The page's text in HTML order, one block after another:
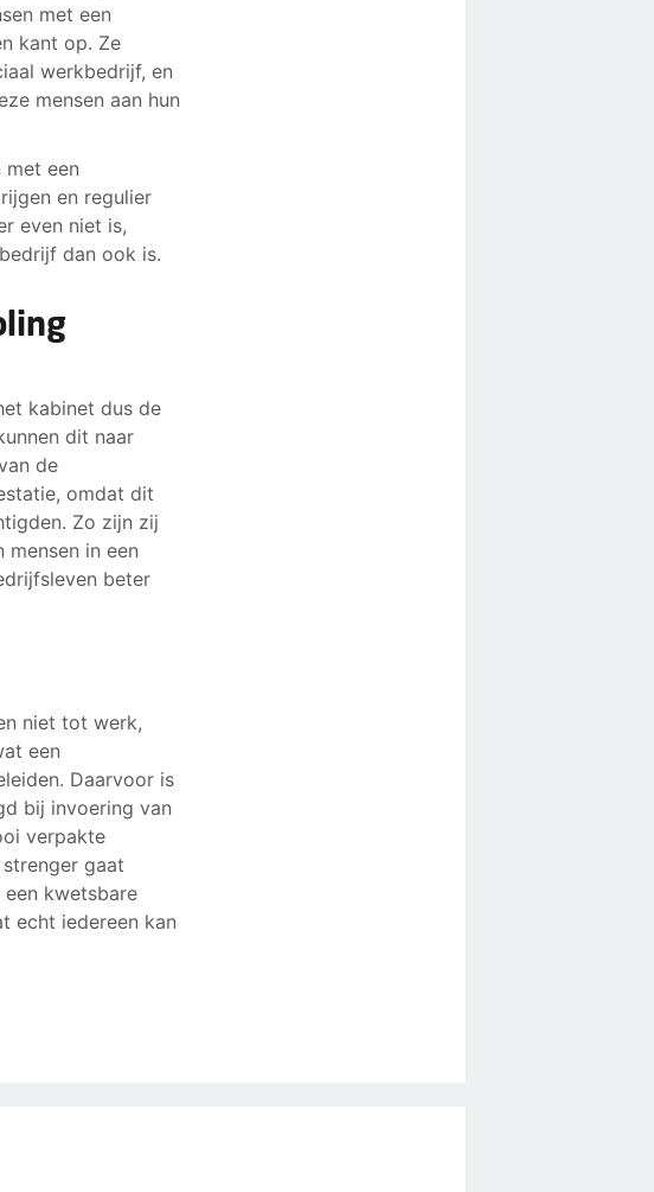
met een
kant op. Ze
werkbedrijf, en
mensen aan hun
met een
en regulier
even niet is,
dan ook is.
kabinet dus de
dit naar
de
omdat dit
Zo zijn zij
in een
beter
niet tot werk,
een
Daarvoor is
bij invoering van
verpakte
gaat
kwetsbare
echt iedereen kan